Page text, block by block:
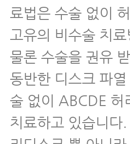
근육파열
디스크 내장증
료법은 수술 없이
고유의 비수술 치
물론 수술을 권유
동반한 디스크 파
술 없이 ABCDE 허
치료하고 있습니다